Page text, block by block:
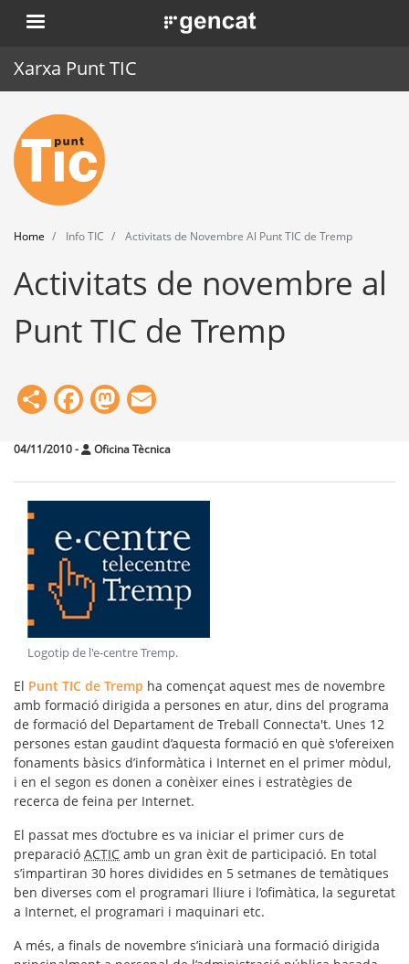
Skip
to
. Obre en una nova finestra.
Xarxa Punt TIC
Home
Punt TIC
News
Events
Training
Tools
Home Info TIC Activitats de Novembre Al Punt TIC de Tremp
Activitats de novembre al
Punt TIC de Tremp
ShareFacebook
Mastodon
04/11/2010- Oficina Tècnica
Logotip de l'e-centre Tremp.
El Punt TIC de Tremp ha començat aquest mes de novembre
amb formació dirigida a persones en atur, dins del programa
de formació del Departament de Treball Connecta't. Unes 12
persones estan gaudint d’aquesta formació en què s'ofereixen
fonaments bàsics d’informàtica i Internet en el primer mòdul,
i en el segon es donen a conèixer eines i estratègies de
recerca de feina per Internet.
El passat mes d’octubre es va iniciar el primer curs de
preparació ACTIC amb un gran èxit de participació. En total
s’impartiran 30 hores dividides en 5 setmanes de temàtiques
ben diverses com el programari lliure i l’ofimàtica, la seguretat
a Internet, el programari i maquinari etc.
A més, a finals de novembre s’iniciarà una formació dirigida